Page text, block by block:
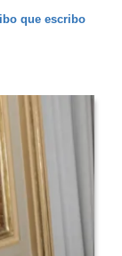
que escribo